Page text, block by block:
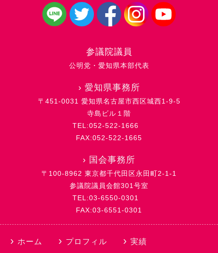
参議院議員
公明党・愛知県本部代表
› 愛知県事務所
〒451-0031 愛知県名古屋市西区城西1-9-5
寺島ビル１階
TEL:052-522-1666
FAX:052-522-1665
› 国会事務所
〒100-8962 東京都千代田区永田町2-1-1
参議院議員会館301号室
TEL:03-6550-0301
FAX:03-6551-0301
ホーム プロフィル 実績